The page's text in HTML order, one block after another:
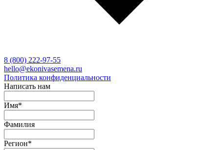
8 (800) 222-97-55
hello@ekonivasemena.ru
Политика конфиденциальности
Написать нам
Имя*
Фамилия
Регион*